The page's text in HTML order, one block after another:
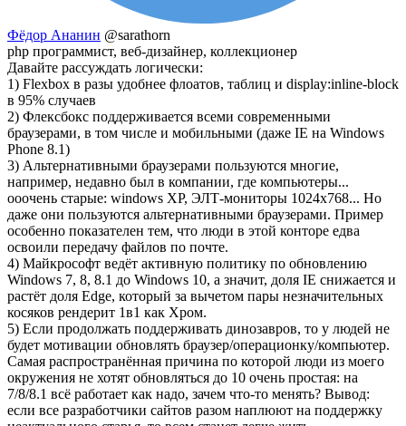
Фёдор Ананин @sarathorn
php программист, веб-дизайнер, коллекционер
Давайте рассуждать логически:
1) Flexbox в разы удобнее флоатов, таблиц и display:inline-block
в 95% случаев
2) Флексбокс поддерживается всеми современными
браузерами, в том числе и мобильными (даже IE на Windows
Phone 8.1)
3) Альтернативными браузерами пользуются многие,
например, недавно был в компании, где компьютеры...
ооочень старые: windows XP, ЭЛТ-мониторы 1024х768... Но
даже они пользуются альтернативными браузерами. Пример
особенно показателен тем, что люди в этой конторе едва
освоили передачу файлов по почте.
4) Майкрософт ведёт активную политику по обновлению
Windows 7, 8, 8.1 до Windows 10, а значит, доля IE снижается и
растёт доля Edge, который за вычетом пары незначительных
косяков рендерит 1в1 как Хром.
5) Если продолжать поддерживать динозавров, то у людей не
будет мотивации обновлять браузер/операционку/компьютер.
Самая распространённая причина по которой люди из моего
окружения не хотят обновляться до 10 очень простая: на
7/8/8.1 всё работает как надо, зачем что-то менять? Вывод:
если все разработчики сайтов разом наплюют на поддержку